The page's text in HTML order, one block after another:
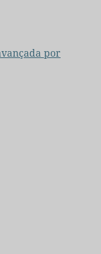
por